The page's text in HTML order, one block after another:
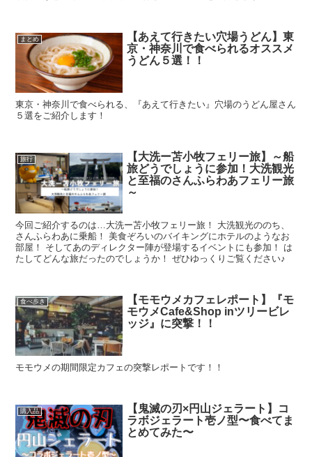
まとめ
【あえて行きたい穴場うどん】東
京・神奈川で食べられるオススメ
うどん５選！！
東京・神奈川で食べられる、『あえて行きたい』穴場のうどん屋さん
５選をご紹介します！
旅行
【大洗ー苫小牧フェリー旅】～船
旅どうでしょうに参加！大洗観光
と至福のさんふらわあフェリー旅
～
今回ご紹介するのは…大洗ー苫小牧フェリー旅！ 大洗観光ののち、
さんふらわあに乗船！ 美食ぞろいのバイキングにホテルのようなお
部屋！ そしてあのディレクター陣が登場するイベントにも参加！ は
たしてどんな旅だったのでしょうか！ ぜひゆっくりご覧ください♪
食べ歩き
【モモウメカフェレポート】『モ
モウメCafe&Shop inツリービレ
ッジ』に突撃！！
モモウメの期間限定カフェの突撃レポートです！！
購入品
【鬼滅の刃×円山ジェラート】コ
ラボジェラート壱ノ型〜食べてま
とめてみた〜